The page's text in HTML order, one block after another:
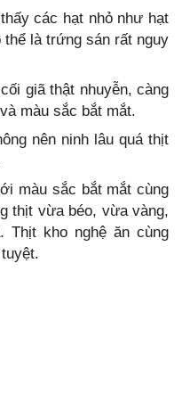
các hạt nhỏ như hạt
là trứng sán rất nguy
giã thật nhuyễn, càng
màu sắc bắt mắt.
nên ninh lâu quá thịt
màu sắc bắt mắt cùng
thịt vừa béo, vừa vàng,
Thịt kho nghệ ăn cùng